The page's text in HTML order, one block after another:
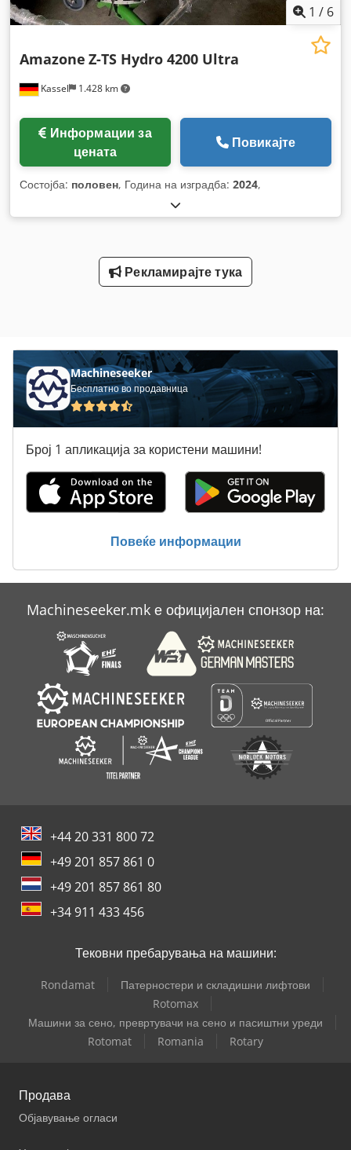
1 / 6
Kassel 1.428 km
Amazone Z-TS Hydro 4200 Ultra
цената
Повикајте
Состојба: половен, Година на изградба: 2024,
Рекламирајте тука
Machineseeker
Бесплатно во продавница
Број 1 апликација за користени машини!
Повеќе информации
Machineseeker.mk е официјален спонзор на:
+44 20 331 800 72
+49 201 857 861 0
+49 201 857 861 80
+34 911 433 456
Тековни пребарувања на машини:
Rondamat
Патерностери и складишни лифтови
Rotomax
Машини за сено, превртувачи на сено и пасиштни уреди
Rotomat
Romania Rotary
Продава
Објавување огласи